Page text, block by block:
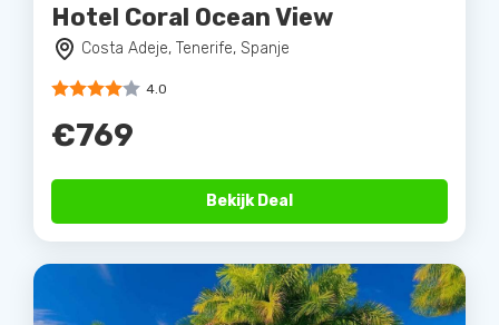
Hotel Coral Ocean View
Costa Adeje, Tenerife, Spanje
4.0
€769
Bekijk Deal